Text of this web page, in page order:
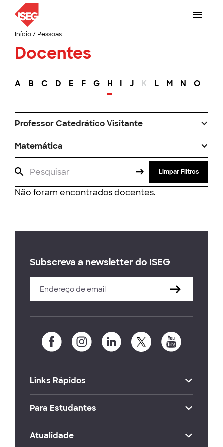
Início/ Pessoas
Docentes
A B C D E F G H I J K L M N O
Professor Catedrático Visitante
Matemática
Limpar Filtros
Não foram encontrados docentes.
Subscreva a newsletter do ISEG
Links Rápidos
Para Estudantes
Atualidade